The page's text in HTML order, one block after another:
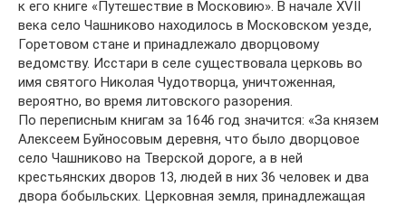
к его книге «Путешествие в Московию». В начале XVII
века село Чашниково находилось в Московском уезде,
Горетовом стане и принадлежало дворцовому
ведомству. Исстари в селе существовала церковь во
имя святого Николая Чудотворца, уничтоженная,
вероятно, во время литовского разорения.
По переписным книгам за 1646 год значится: «За князем
Алексеем Буйносовым деревня, что было дворцовое
село Чашниково на Тверской дороге, а в ней
крестьянских дворов 13, людей в них 36 человек и два
двора бобыльских. Церковная земля, принадлежащая